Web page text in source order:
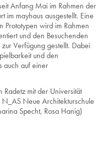
Anfang Mai im Rahmen der
im mayhaus ausgestellt. Eine
Prototypen wird im Rahmen
und den Besuchenden
Verfügung gestellt. Dabei
und den
auch auf einer
Radetz mit der Universität
Neue Architekturschule
Specht, Rosa Hanig)